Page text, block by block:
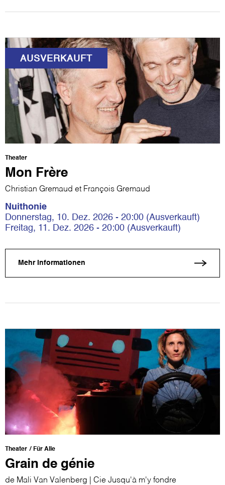
AUSVERKAUFT
Theater
Mon Frère
Christian Gremaud et François Gremaud
Nuithonie
Donnerstag, 10. Dez. 2026 - 20:00 (Ausverkauft)
Freitag, 11. Dez. 2026 - 20:00 (Ausverkauft)
Mehr Informationen
Theater Für Alle
Grain de génie
de Mali Van Valenberg | Cie Jusqu'à m'y fondre